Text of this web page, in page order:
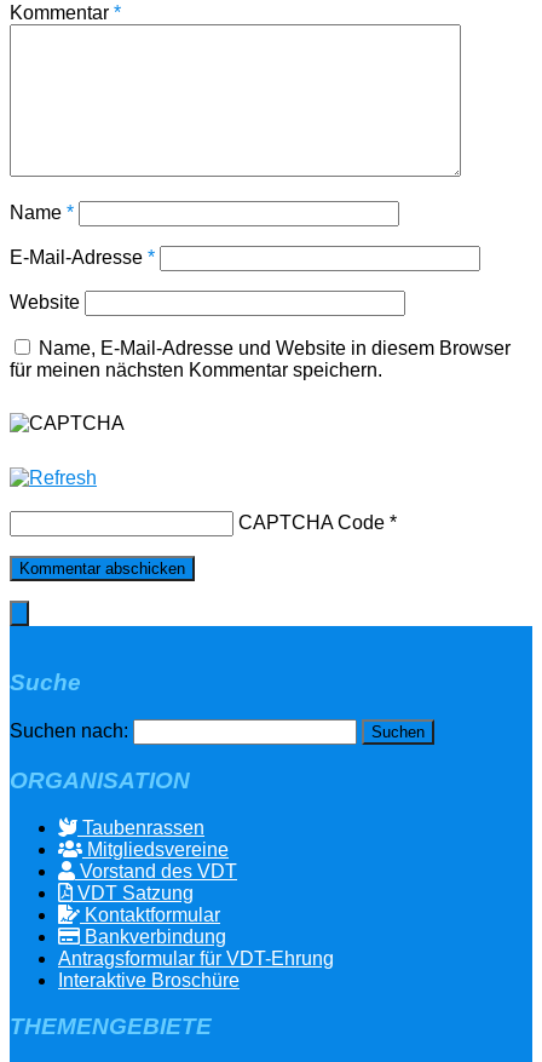
Kommentar *
Name *
E-Mail-Adresse *
Website
Name, E-Mail-Adresse und Website in diesem Browser
für meinen nächsten Kommentar speichern.
CAPTCHA Code *
Suche
Suchen nach:
ORGANISATION
Taubenrassen
Mitgliedsvereine
Vorstand des VDT
VDT Satzung
Kontaktformular
Bankverbindung
Antragsformular für VDT-Ehrung
Interaktive Broschüre
THEMENGEBIETE